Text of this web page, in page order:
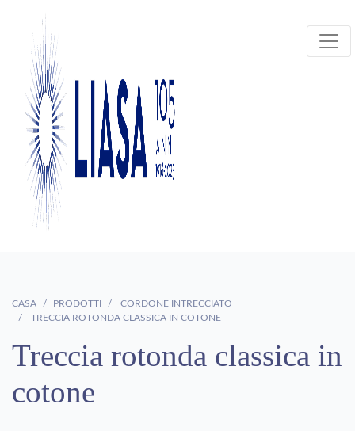
CASA PRODOTTI
CORDONE INTRECCIATO
TRECCIA ROTONDA CLASSICA IN COTONE
Treccia rotonda classica in
cotone